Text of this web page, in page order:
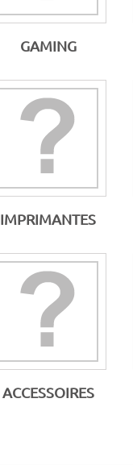
GAMING
IMPRIMANTES
ACCESSOIRES